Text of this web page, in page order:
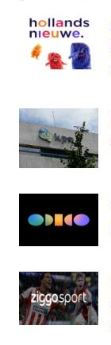
schotel
televisie